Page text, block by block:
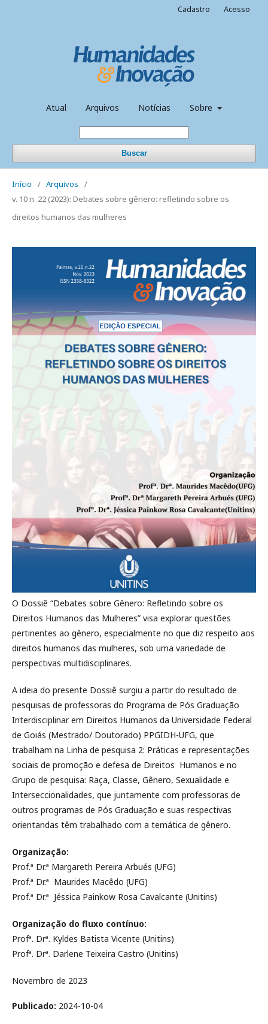
Atual Arquivos Notícias Sobre
Buscar
Cadastro Acesso
Início / Arquivos
/
v. 10 n. 22 (2023): Debates sobre gênero: refletindo sobre os
direitos humanos das mulheres
O Dossiê “Debates sobre Gênero: Refletindo sobre os
Direitos Humanos das Mulheres” visa explorar questões
pertinentes ao gênero, especialmente no que diz respeito aos
direitos humanos das mulheres, sob uma variedade de
perspectivas multidisciplinares.
A ideia do presente Dossiê surgiu a partir do resultado de
pesquisas de professoras do Programa de Pós Graduação
Interdisciplinar em Direitos Humanos da Universidade Federal
de Goiás (Mestrado/ Doutorado) PPGIDH-UFG, que
trabalham na Linha de pesquisa 2: Práticas e representações
sociais de promoção e defesa de Direitos Humanos e no
Grupo de pesquisa: Raça, Classe, Gênero, Sexualidade e
Interseccionalidades, que juntamente com professoras de
outros programas de Pós Graduação e suas respectivas
orientandas têm trabalhado com a temática de gênero.
Organização:
Prof.ª Dr.ª Margareth Pereira Arbués (UFG)
Prof.ª Dr.ª Maurides Macêdo (UFG)
Prof.ª Dr.ª Jéssica Painkow Rosa Cavalcante (Unitins)
Organização do fluxo contínuo:
Profª. Drª. Kyldes Batista Vicente (Unitins)
Profª. Drª. Darlene Teixeira Castro (Unitins)
Novembro de 2023
Publicado: 2024-10-04